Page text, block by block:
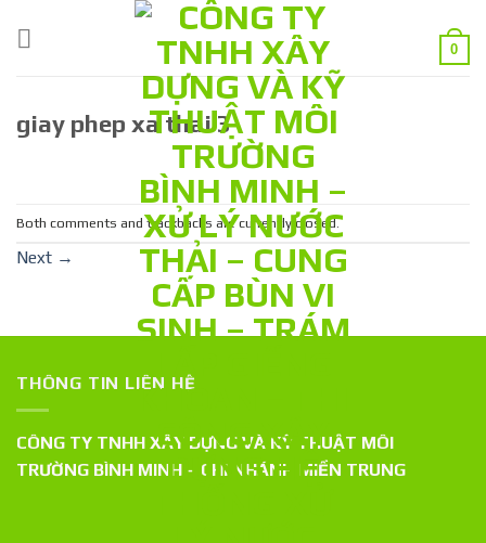
0
giay phep xa thai 3
Both comments and trackbacks are currently closed.
Next →
THÔNG TIN LIÊN HỆ
CÔNG TY TNHH XÂY DỰNG VÀ KỸ THUẬT MÔI
TRƯỜNG BÌNH MINH – CHI NHÁNH MIỀN TRUNG